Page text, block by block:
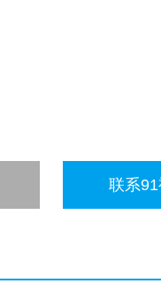
联系